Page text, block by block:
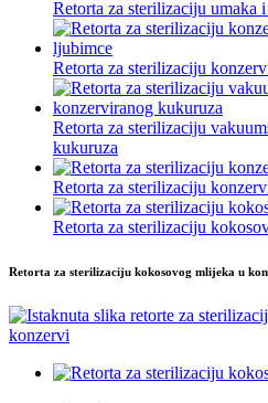
Retorta za sterilizaciju umaka i
Retorta za sterilizaciju
Retorta za sterilizaciju
kukuruza
Retorta za sterilizaciju
Retorta za sterilizaciju
Retorta za sterilizaciju kokosovog mlijeka u